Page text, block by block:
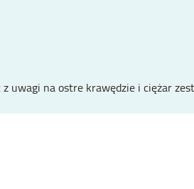
na ostre krawędzie i ciężar